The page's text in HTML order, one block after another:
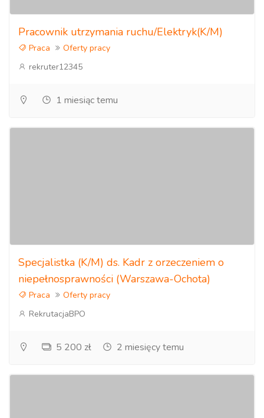
Pracownik utrzymania ruchu/Elektryk(K/M)
Praca
Oferty pracy
rekruter12345
1 miesiąc temu
Specjalistka (K/M) ds. Kadr z orzeczeniem o
niepełnosprawności (Warszawa-Ochota)
Praca
Oferty pracy
RekrutacjaBPO
5 200 zł 2 miesięcy temu